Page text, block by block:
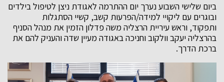
ביום שלישי השבוע נערך יום ההתרמה לאגודת ניצן לטיפול בילדים
ובוגרים עם ליקויי למידה/הפרעות קשב, קשיי הסתגלות
ותפקוד, וראש עיריית הרצליה משה פדלון הזמין את מנהל הסניף
בהרצליה יעקב וולקוב וחניכה באגודה מעיין שדה והעניק להם את
ברכת הדרך.